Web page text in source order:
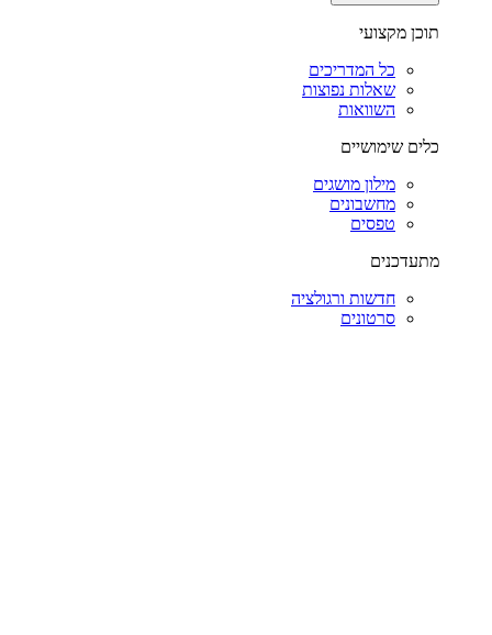
תוכן מקצועי
כל המדריכים
שאלות נפוצות
השוואות
כלים שימושיים
מילון מושגים
מחשבונים
טפסים
מתעדכנים
חדשות ורגולציה
סרטונים